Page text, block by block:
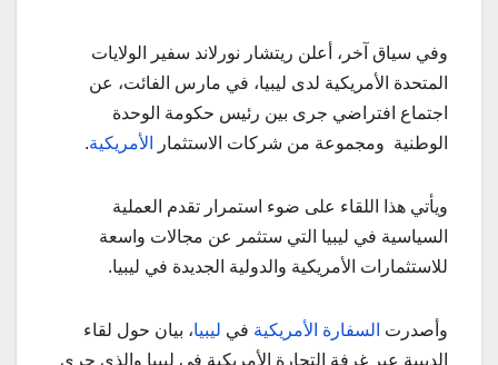
وفي سياق آخر، أعلن ريتشار نورلاند سفير الولايات
المتحدة الأمريكية لدى ليبيا، في مارس الفائت، عن
اجتماع افتراضي جرى بين رئيس حكومة الوحدة
الوطنية ومجموعة من شركات الاستثمار
الأمريكية.
ويأتي هذا اللقاء على ضوء استمرار تقدم العملية
السياسية في ليبيا التي ستثمر عن مجالات واسعة
للاستثمارات الأمريكية والدولية الجديدة في ليبيا.
وأصدرت السفارة الأمريكية في ليبيا، بيان حول لقاء
الدبيبة عبر غرفة التجارة الأمريكية في ليبيا والذي جرى